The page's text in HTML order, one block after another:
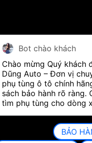
Bot chào khách
Chào mừng Quý khách
Dũng Auto – Đơn vị
phụ tùng ô tô chính
sách bảo hành rõ ràng.
tìm phụ tùng cho dòng
BẢO